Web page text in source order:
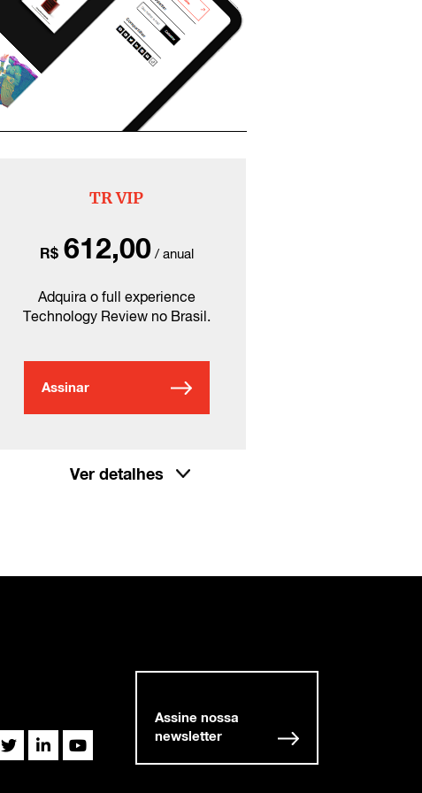
TR VIP
R$ 612,00 / anual
Adquira o full experience
Technology Review no Brasil.
Assinar
Ver detalhes
Assine nossa
newsletter